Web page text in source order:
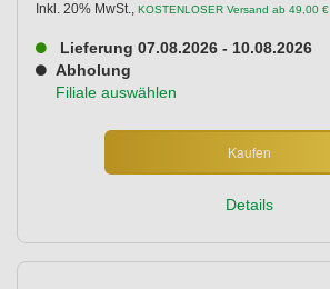
Inkl. 20% MwSt., KOSTENLOSER Versand ab 49,00 €
Lieferung 07.08.2026 - 10.08.2026
Abholung
Filiale auswählen
Kaufen
Details